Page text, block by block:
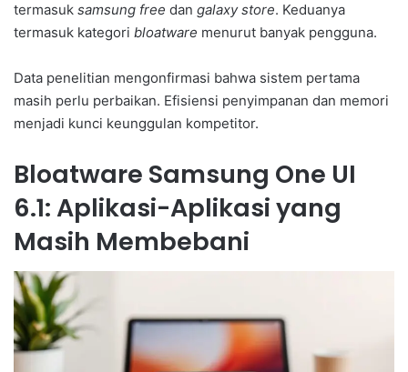
termasuk samsung free dan galaxy store. Keduanya
termasuk kategori bloatware menurut banyak pengguna.
Data penelitian mengonfirmasi bahwa sistem pertama
masih perlu perbaikan. Efisiensi penyimpanan dan memori
menjadi kunci keunggulan kompetitor.
Bloatware Samsung One UI
6.1: Aplikasi-Aplikasi yang
Masih Membebani